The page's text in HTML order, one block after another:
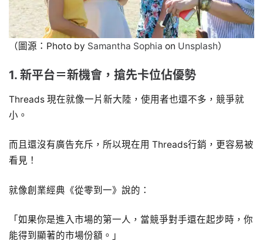
（圖源：Photo by Samantha Sophia on Unsplash）
1. 新平台＝新機會，搶先卡位佔優勢
Threads 現在就像一片新大陸，使用者也還不多，競爭就
小。
而且還沒有廣告充斥，所以現在用 Threads行銷，更容易被
看見！
就像創業經典《從零到一》說的：
「如果你是進入市場的第一人，當競爭對手還在起步時，你
能得到顯著的市場份額。」